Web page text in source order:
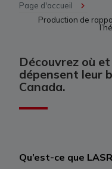
Page d'accueil
Production de
Découvrez où
dépensent leur
Canada.
Qu’est-ce que